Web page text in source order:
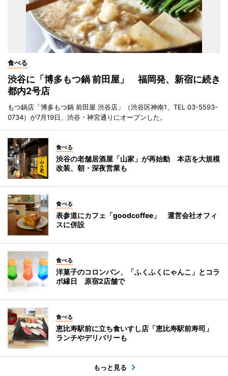
食べる
渋谷に「博多もつ鍋 前田屋」 福岡発、新宿に続き
都内2号店
もつ鍋店「博多もつ鍋 前田屋 渋谷店」（渋谷区神南1、TEL 03-5593-
0734）が7月19日、渋谷・神宮通りにオープンした。
食べる
渋谷の老舗居酒屋「山家」が再始動 本店を大規模
改装、朝・深夜営業も
食べる
表参道にカフェ「goodcoffee」 運営会社オフィ
スに併設
食べる
洋菓子のコロンバン、「ふくふくにゃんこ」とコラ
ボ縁日 原宿2店舗で
食べる
恵比寿駅前に立ち食いすし店「恵比寿駅前寿司」
ランチやデリバリーも
もっと見る